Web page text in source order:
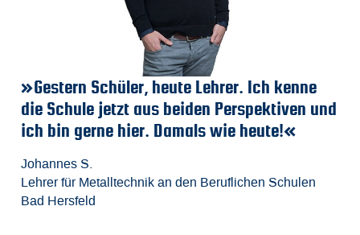
Schüler, heute Lehrer. Ich kenne
jetzt aus beiden Perspektiven und
hier. Damals wie heute!«
an den Beruflichen Schulen
»Durch die
an der BSO
Fabian K.